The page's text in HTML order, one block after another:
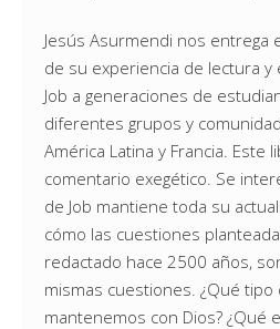
Jesús Asurmendi nos entrega
de su experiencia de lectura
Job a generaciones de
diferentes grupos y
América Latina y Francia. Este
comentario exegético. Se
de Job mantiene toda su
cómo las cuestiones
redactado hace 2500 años,
mismas cuestiones. ¿Qué tipo
mantenemos con Dios? ¿Qué